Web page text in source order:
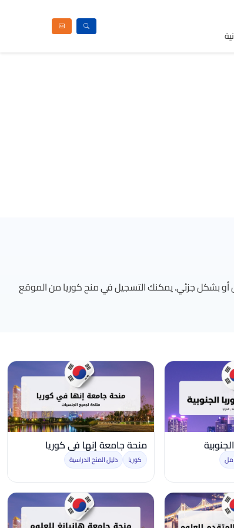
أو بشكل جزئي. يمكنك التسجيل في منح كوريا من الموقع
منحة جامعة إنها في كوريا
كوريا دليل المنح الدراسية